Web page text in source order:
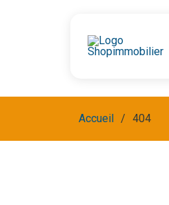
Accueil 404